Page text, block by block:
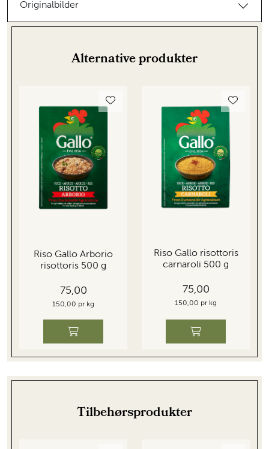
Originalbilder
Alternative produkter
Riso Gallo Arborio
risottoris 500 g
75,00
150,00 pr kg
Riso Gallo risottoris
carnaroli 500 g
75,00
150,00 pr kg
Tilbehørsprodukter